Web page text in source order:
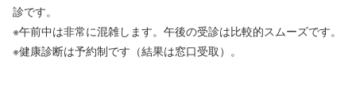
診です。
※午前中は非常に混雑します。午後の受診は比較的スムーズです。
※健康診断は予約制です（結果は窓口受取）。